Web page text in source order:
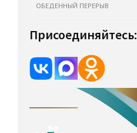
ОБЕДЕННЫЙ ПЕРЕРЫВ
Присоединяйтесь: